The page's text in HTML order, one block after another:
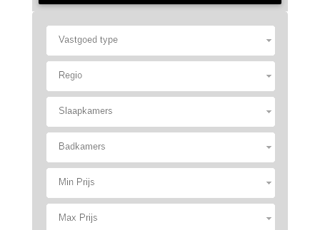
Vastgoed type
Regio
Slaapkamers
Badkamers
Min Prijs
Max Prijs